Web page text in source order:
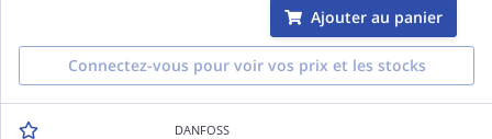
Ajouter au panier
Connectez-vous pour voir vos prix et les stocks
DANFOSS